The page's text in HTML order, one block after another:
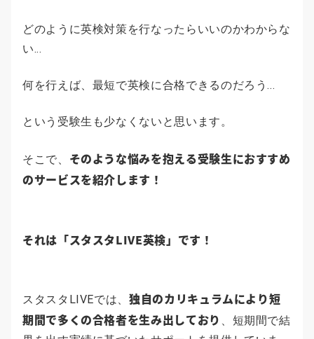
どのように英検対策を行なったらいいのかわからな
い...
何を行えば、最短で英検に合格できるのだろう...
という受験生も少なくないと思います。
そこで、 そのような悩みを抱える受験生におすすめ
のサービスを紹介します！
それは 「スタスタLIVE英検」 です！
スタスタLIVEでは、独自のカリキュラムにより短
期間で多くの合格者を生み出しており
、短期間で結